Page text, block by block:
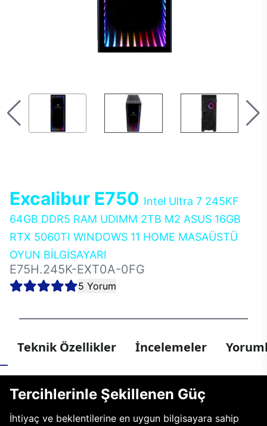
Excalibur E750 Intel Ultra 7 245KF
64GB DDR5 RAM UDIMM 2TB M2 ASUS 16GB
RTX 5060TI WINDOWS 11 HOME MASAÜSTÜ
OYUN BİLGİSAYARI
E75H.245K-EXT0A-0FG
5 Yorum
Teknik Özellikler İncelemeler
Tercihlerinle Şekillenen Güç
İhtiyaç ve beklentilerine en uygun bilgisayara sahip